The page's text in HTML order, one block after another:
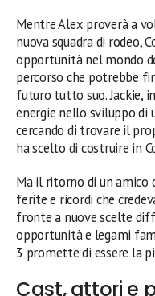
Mentre Alex proverà a
nuova squadra di rodeo,
opportunità nel mondo
percorso che potrebbe
futuro tutto suo. Jackie,
energie nello sviluppo di
cercando di trovare il
ha scelto di costruire in
Ma il ritorno di un amico
ferite e ricordi che
fronte a nuove scelte
opportunità e legami
3 promette di essere la
Cast, attori e